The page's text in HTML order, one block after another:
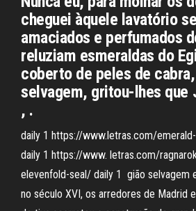
cheguei àquele lavatório
amaciados e perfumados
reluziam esmeraldas do
coberto de peles de
selvagem, gritou-lhes que
, .
daily 1 https://www.letras.com/
daily 1 https://www. letras.com/
elevenfold-seal/ daily 1 gião selvagem
no século XVI, os arredores de Madrid